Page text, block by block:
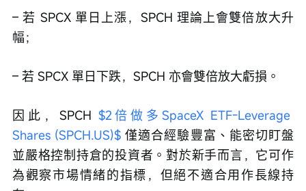
– 若 SPCX 單日上漲，SPCH 理論上會雙倍放大升
幅；
– 若 SPCX 單日下跌，SPCH 亦會雙倍放大虧損。
因此，SPCH $2倍做多SpaceX ETF-Leverage
Shares (SPCH.US)$ 僅適合經驗豐富、能密切盯盤
並嚴格控制持倉的投資者。對於新手而言，它可作
為觀察市場情緒的指標，但絕不適合用作長線持